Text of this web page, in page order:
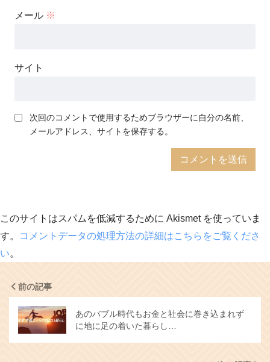
メール ※
サイト
次回のコメントで使用するためブラウザーに自分の名前、
メールアドレス、サイトを保存する。
このサイトはスパムを低減するために Akismet を使っていま
す。
コメントデータの処理方法の詳細はこちらをご覧くださ
い。
前の記事
あのバブル時代もお金と社会に巻き込まれず
に地に足の着いた暮らし…